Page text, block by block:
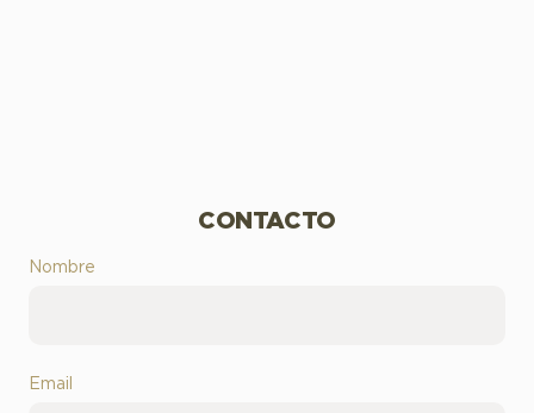
CONTACTO
Nombre
Email